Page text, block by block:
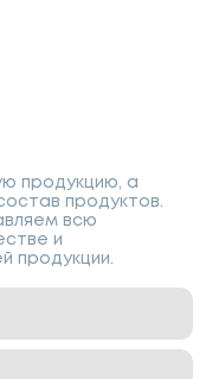
продукцию, а
продуктов.
всю
и
продукции.